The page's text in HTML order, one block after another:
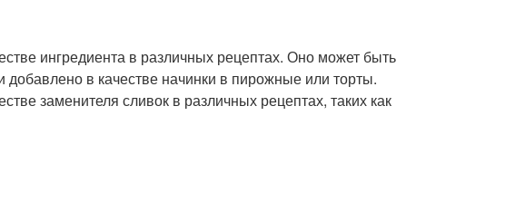
ингредиента в различных рецептах. Оно может быть
в качестве начинки в пирожные или торты.
заменителя сливок в различных рецептах, таких как